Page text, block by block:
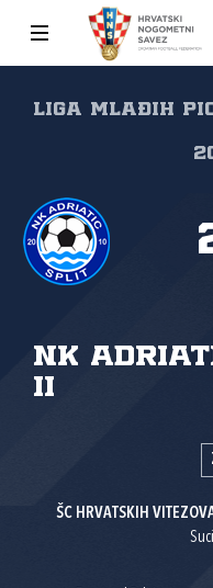
Liga mlađih
NK
II
ŠC HRVATSKIH